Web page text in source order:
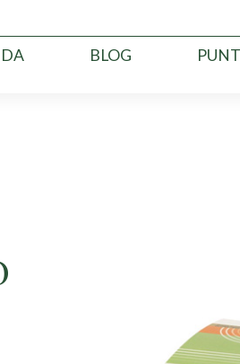
BLOG